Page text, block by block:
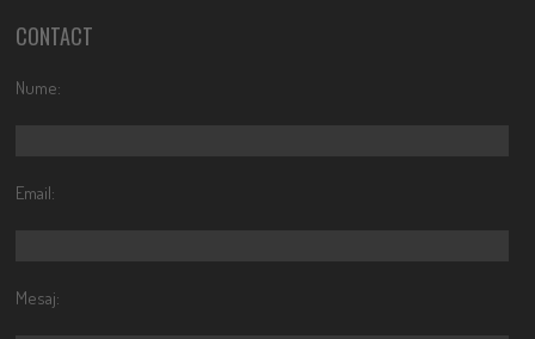
CONTACT
Nume:
Email:
Mesaj: